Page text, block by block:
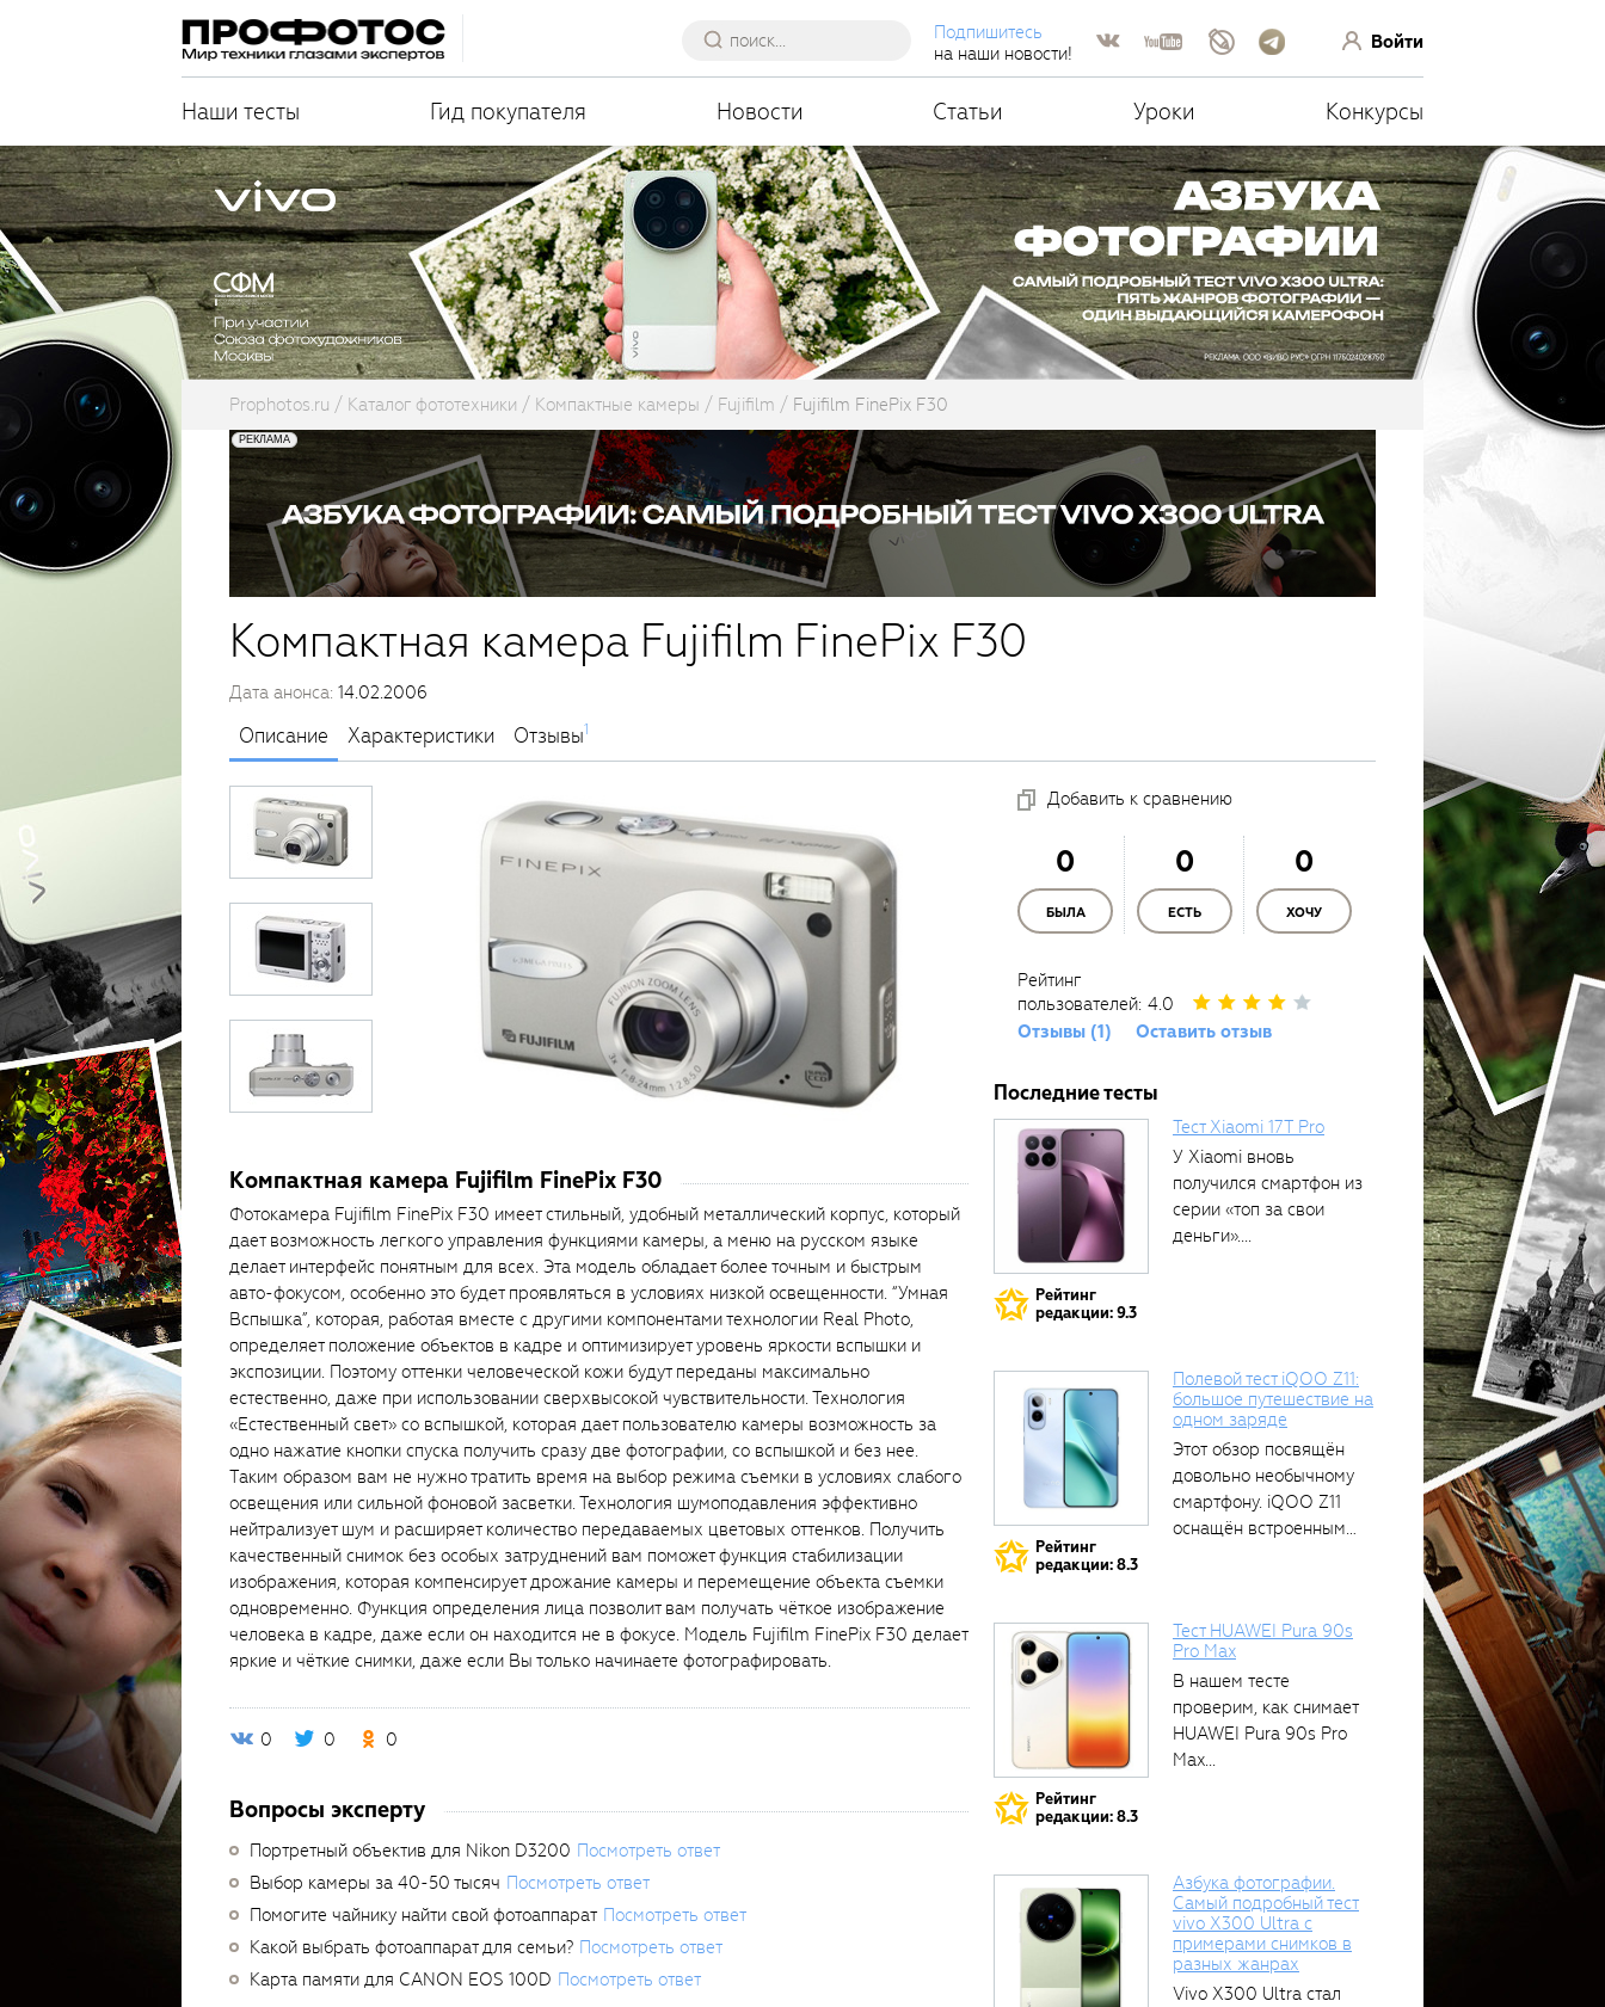
Подпишитесь
на наши новости!
Войти
Наши тесты Гид покупателя Новости Статьи Уроки Конкурсы
Prophotos.ru Каталог фототехники Компактные камеры Fujifilm Fujifilm FinePix F30
Компактная камера Fujifilm FinePix F30
Дата анонса: 14.02.2006
Описание Характеристики Отзывы1
Компактная камера Fujifilm FinePix F30
Фотокамера Fujifilm FinePix F30 имеет стильный, удобный металлический корпус, который
дает возможность легкого управления функциями камеры, а меню на русском языке
делает интерфейс понятным для всех. Эта модель обладает более точным и быстрым
авто-фокусом, особенно это будет проявляться в условиях низкой освещенности. “Умная
Вспышка”, которая, работая вместе с другими компонентами технологии Real Photo,
определяет положение объектов в кадре и оптимизирует уровень яркости вспышки и
экспозиции. Поэтому оттенки человеческой кожи будут переданы максимально
естественно, даже при использовании сверхвысокой чувствительности. Технология
«Естественный свет» со вспышкой, которая дает пользователю камеры возможность за
одно нажатие кнопки спуска получить сразу две фотографии, со вспышкой и без нее.
Таким образом вам не нужно тратить время на выбор режима съемки в условиях слабого
освещения или сильной фоновой засветки. Технология шумоподавления эффективно
нейтрализует шум и расширяет количество передаваемых цветовых оттенков. Получить
качественный снимок без особых затруднений вам поможет функция стабилизации
изображения, которая компенсирует дрожание камеры и перемещение объекта съемки
одновременно. Функция определения лица позволит вам получать чёткое изображение
человека в кадре, даже если он находится не в фокусе. Модель Fujifilm FinePix F30 делает
яркие и чёткие снимки, даже если Вы только начинаете фотографировать.
0 0 0
Вопросы эксперту
Портретный объектив для Nikon D3200 Посмотреть ответ
Выбор камеры за 40-50 тысяч Посмотреть ответ
Помогите чайнику найти свой фотоаппарат Посмотреть ответ
Какой выбрать фотоаппарат для семьи? Посмотреть ответ
Карта памяти для CANON EOS 100D Посмотреть ответ
Добавить к сравнению
0
БЫЛА
0
ЕСТЬ
0
ХОЧУ
Рейтинг
пользователей: 4.0
Отзывы (1)
Оставить отзыв
Последние тесты
Рейтинг
редакции: 9.3
Тест Xiaomi 17T Pro
У Xiaomi вновь
получился смартфон из
серии «топ за свои
деньги»....
Рейтинг
редакции: 8.3
Полевой тест iQOO Z11:
большое путешествие на
одном заряде
Этот обзор посвящён
довольно необычному
смартфону. iQOO Z11
оснащён встроенным
Рейтинг
редакции: 8.3
Тест HUAWEI Pura 90s
Pro Max
В нашем тесте
проверим, как снимает
HUAWEI Pura 90s Pro
Max...
Азбука фотографии.
Самый подробный тест
vivo X300 Ultra с
примерами снимков в
разных жанрах
Vivo X300 Ultra стал